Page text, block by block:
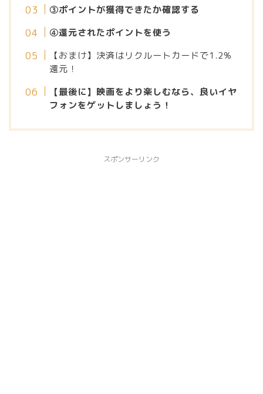
③ポイントが獲得できたか確認する
④還元されたポイントを使う
【おまけ】決済はリクルートカードで1.2%
還元！
【最後に】映画をより楽しむなら、良いイヤ
フォンをゲットしましょう！
スポンサーリンク